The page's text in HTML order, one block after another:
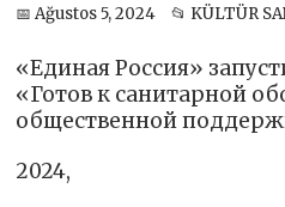
📅 Ağustos 5, 2024 📂 KÜLTÜR
«Единая Россия»
«Готов к санитарной
общественной
2024,